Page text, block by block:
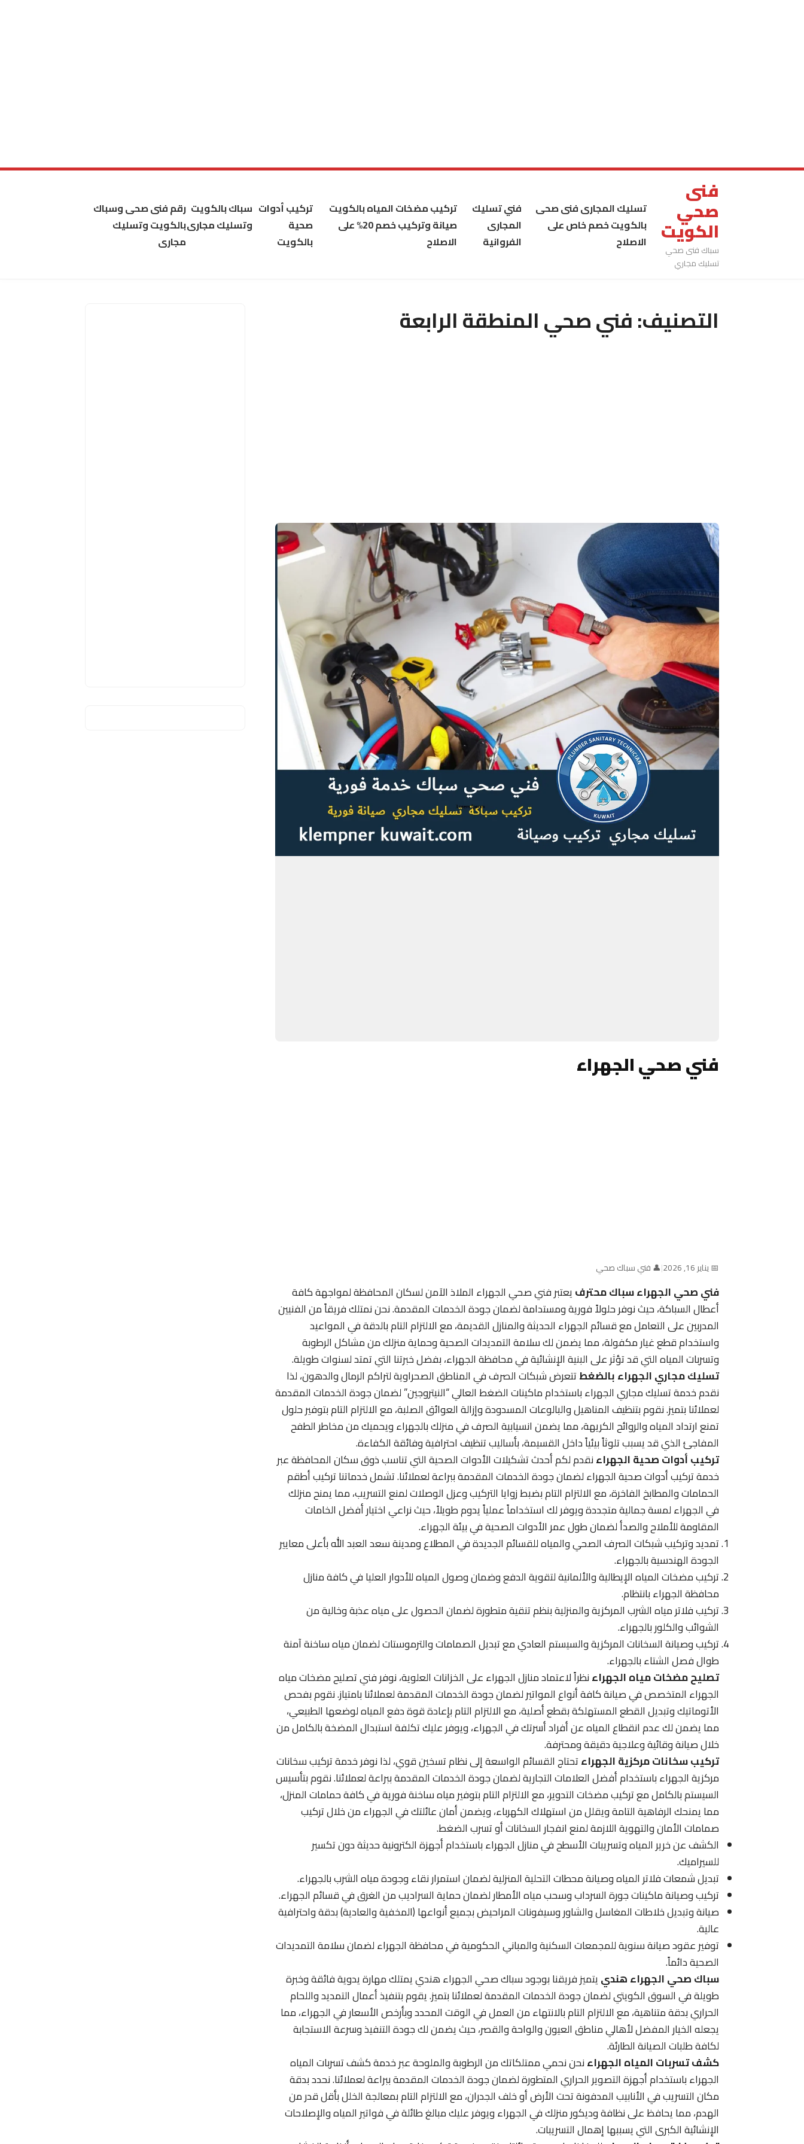
فنى
صحي
الكويت
سباك فنى صحي
تسليك مجاري
تسليك المجارى فنى صحى
بالكويت خصم خاص على
الاصلاح
فني تسليك
المجارى
الفروانية
تركيب مضخات المياه بالكويت
صيانة وتركيب خصم 20% على
الاصلاح
تركيب أدوات
صحية
بالكويت
سباك بالكويت
وتسليك مجارى
رقم فنى صحى وسباك
بالكويت وتسليك
مجارى
التصنيف:فني صحي المنطقة الرابعة
فني صحي الجهراء
📅 يناير 16, 2026 |👤 فني سباك صحي
فني صحي الجهراء سباك محترفيعتبر فني صحي الجهراء الملاذ الآمن لسكان المحافظة لمواجهة كافة
أعطال السباكة، حيث نوفر حلولاً فورية ومستدامة لضمان جودة الخدمات المقدمة. نحن نمتلك فريقاً من الفنيين
المدربين على التعامل مع قسائم الجهراء الحديثة والمنازل القديمة، مع الالتزام التام بالدقة في المواعيد
واستخدام قطع غيار مكفولة، مما يضمن لك سلامة التمديدات الصحية وحماية منزلك من مشاكل الرطوبة
وتسربات المياه التي قد تؤثر على البنية الإنشائية في محافظة الجهراء، بفضل خبرتنا التي تمتد لسنوات طويلة.
تسليك مجاري الجهراء بالضغطتتعرض شبكات الصرف في المناطق الصحراوية لتراكم الرمال والدهون، لذا
نقدم خدمة تسليك مجاري الجهراء باستخدام ماكينات الضغط العالي “النيتروجين” لضمان جودة الخدمات المقدمة
لعملائنا بتميز. نقوم بتنظيف المناهيل والبالوعات المسدودة وإزالة العوائق الصلبة، مع الالتزام التام بتوفير حلول
تمنع ارتداد المياه والروائح الكريهة، مما يضمن انسيابية الصرف في منزلك بالجهراء ويحميك من مخاطر الطفح
المفاجئ الذي قد يسبب تلوثاً بيئياً داخل القسيمة، بأساليب تنظيف احترافية وفائقة الكفاءة.
تركيب أدوات صحية الجهراءنقدم لكم أحدث تشكيلات الأدوات الصحية التي تناسب ذوق سكان المحافظة عبر
خدمة تركيب أدوات صحية الجهراء لضمان جودة الخدمات المقدمة ببراعة لعملائنا. تشمل خدماتنا تركيب أطقم
الحمامات والمطابخ الفاخرة، مع الالتزام التام بضبط زوايا التركيب وعزل الوصلات لمنع التسريب، مما يمنح منزلك
في الجهراء لمسة جمالية متجددة ويوفر لك استخداماً عملياً يدوم طويلاً، حيث نراعي اختيار أفضل الخامات
المقاومة للأملاح والصدأ لضمان طول عمر الأدوات الصحية في بيئة الجهراء.
تمديد وتركيب شبكات الصرف الصحي والمياه للقسائم الجديدة في المطلاع ومدينة سعد العبد الله بأعلى معايير
الجودة الهندسية بالجهراء.
تركيب مضخات المياه الإيطالية والألمانية لتقوية الدفع وضمان وصول المياه للأدوار العليا في كافة منازل
محافظة الجهراء بانتظام.
تركيب فلاتر مياه الشرب المركزية والمنزلية بنظم تنقية متطورة لضمان الحصول على مياه عذبة وخالية من
الشوائب والكلور بالجهراء.
تركيب وصيانة السخانات المركزية والسيستم العادي مع تبديل الصمامات والترموستات لضمان مياه ساخنة آمنة
طوال فصل الشتاء بالجهراء.
تصليح مضخات مياه الجهراءنظراً لاعتماد منازل الجهراء على الخزانات العلوية، نوفر فني تصليح مضخات مياه
الجهراء المتخصص في صيانة كافة أنواع المواتير لضمان جودة الخدمات المقدمة لعملائنا بامتياز. نقوم بفحص
الأتوماتيك وتبديل القطع المستهلكة بقطع أصلية، مع الالتزام التام بإعادة قوة دفع المياه لوضعها الطبيعي،
مما يضمن لك عدم انقطاع المياه عن أفراد أسرتك في الجهراء، ويوفر عليك تكلفة استبدال المضخة بالكامل من
خلال صيانة وقائية وعلاجية دقيقة ومحترفة.
تركيب سخانات مركزية الجهراءتحتاج القسائم الواسعة إلى نظام تسخين قوي، لذا نوفر خدمة تركيب سخانات
مركزية الجهراء باستخدام أفضل العلامات التجارية لضمان جودة الخدمات المقدمة ببراعة لعملائنا. نقوم بتأسيس
السيستم بالكامل مع تركيب مضخات التدوير، مع الالتزام التام بتوفير مياه ساخنة فورية في كافة حمامات المنزل،
مما يمنحك الرفاهية التامة ويقلل من استهلاك الكهرباء، ويضمن أمان عائلتك في الجهراء من خلال تركيب
صمامات الأمان والتهوية اللازمة لمنع انفجار السخانات أو تسرب الضغط.
الكشف عن خرير المياه وتسريبات الأسطح في منازل الجهراء باستخدام أجهزة الكترونية حديثة دون تكسير
للسيراميك.
تبديل شمعات فلاتر المياه وصيانة محطات التحلية المنزلية لضمان استمرار نقاء وجودة مياه الشرب بالجهراء.
تركيب وصيانة ماكينات جورة السرداب وسحب مياه الأمطار لضمان حماية السراديب من الغرق في قسائم الجهراء.
صيانة وتبديل خلاطات المغاسل والشاور وسيفونات المراحيض بجميع أنواعها (المخفية والعادية) بدقة واحترافية
عالية.
توفير عقود صيانة سنوية للمجمعات السكنية والمباني الحكومية في محافظة الجهراء لضمان سلامة التمديدات
الصحية دائماً.
سباك صحي الجهراء هندييتميز فريقنا بوجود سباك صحي الجهراء هندي يمتلك مهارة يدوية فائقة وخبرة
طويلة في السوق الكويتي لضمان جودة الخدمات المقدمة لعملائنا بتميز. يقوم بتنفيذ أعمال التمديد واللحام
الحراري بدقة متناهية، مع الالتزام التام بالانتهاء من العمل في الوقت المحدد وبأرخص الأسعار في الجهراء، مما
يجعله الخيار المفضل لأهالي مناطق العيون والواحة والقصر، حيث يضمن لك جودة التنفيذ وسرعة الاستجابة
لكافة طلبات الصيانة الطارئة.
كشف تسربات المياه الجهراءنحن نحمي ممتلكاتك من الرطوبة والملوحة عبر خدمة كشف تسربات المياه
الجهراء باستخدام أجهزة التصوير الحراري المتطورة لضمان جودة الخدمات المقدمة ببراعة لعملائنا. نحدد بدقة
مكان التسريب في الأنابيب المدفونة تحت الأرض أو خلف الجدران، مع الالتزام التام بمعالجة الخلل بأقل قدر من
الهدم، مما يحافظ على نظافة وديكور منزلك في الجهراء ويوفر عليك مبالغ طائلة في فواتير المياه والإصلاحات
الإنشائية الكبرى التي يسببها إهمال التسريبات.